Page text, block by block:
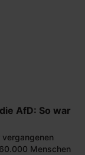
AfD: So war
Menschen